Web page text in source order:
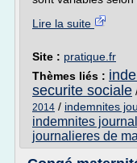
Lire la suite
Site : pratique.fr
Thèmes liés :
securite sociale
2014 / indemnites
indemnites
journalieres de